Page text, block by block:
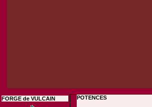
FORGE de VULCAIN POTENCES